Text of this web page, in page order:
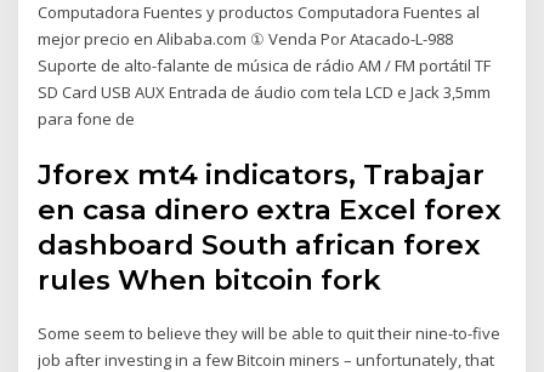
Computadora Fuentes y productos Computadora Fuentes al
mejor precio en Alibaba.com ① Venda Por Atacado-L-988
Suporte de alto-falante de música de rádio AM / FM portátil TF
SD Card USB AUX Entrada de áudio com tela LCD e Jack 3,5mm
para fone de
Jforex mt4 indicators, Trabajar
en casa dinero extra Excel forex
dashboard South african forex
rules When bitcoin fork
Some seem to believe they will be able to quit their nine-to-five
job after investing in a few Bitcoin miners – unfortunately, that